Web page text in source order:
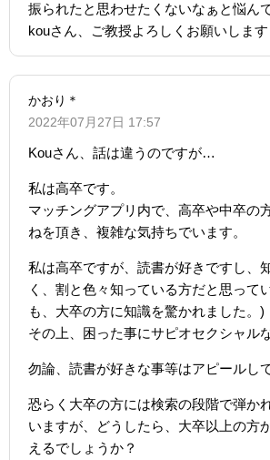
振られたと思わせたくないなぁと悩ん
kouさん、ご教授よろしくお願いします
かおり＊
2022年07月27日 17:57
Kouさん、話は違うのですが…
私は高卒です。
マッチングアプリ内で、高卒や中卒の
ねを頂き、複雑な気持ちでいます。
私は高卒ですが、読書が好きですし、
く、割と色々知っている方だと思って
も、大卒の方に知識を驚かれました。)
その上、困った事にサピオセクシャル
勿論、読書が好きな事等はアピールし
恐らく大卒の方には検索の段階で弾か
いますが、どうしたら、大卒以上の方
えるでしょうか？